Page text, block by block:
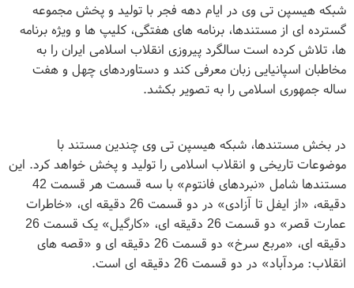
شبکه هیسپن تی وی در ایام دهه فجر با تولید و پخش مجموعه
گسترده ای از مستندها، برنامه های هفتگی، کلیپ ها و ویژه برنامه
ها، تلاش کرده است سالگرد پیروزی انقلاب اسلامی ایران را به
مخاطبان اسپانیایی زبان معرفی کند و دستاوردهای چهل و هفت
ساله جمهوری اسلامی را به تصویر بکشد.
در بخش مستندها، شبکه هیسپن تی وی چندین مستند با
موضوعات تاریخی و انقلاب اسلامی را تولید و پخش خواهد کرد. این
مستندها شامل «نبردهای فانتوم» با سه قسمت هر قسمت 42
دقیقه، «از ایفل تا آزادی» در دو قسمت 26 دقیقه ای، «خاطرات
عمارت قصر» دو قسمت 26 دقیقه ای، «کارگیل» یک قسمت 26
دقیقه ای، «مربع سرخ» دو قسمت 26 دقیقه ای و «قصه های
انقلاب: مردآباد» در دو قسمت 26 دقیقه ای است
.